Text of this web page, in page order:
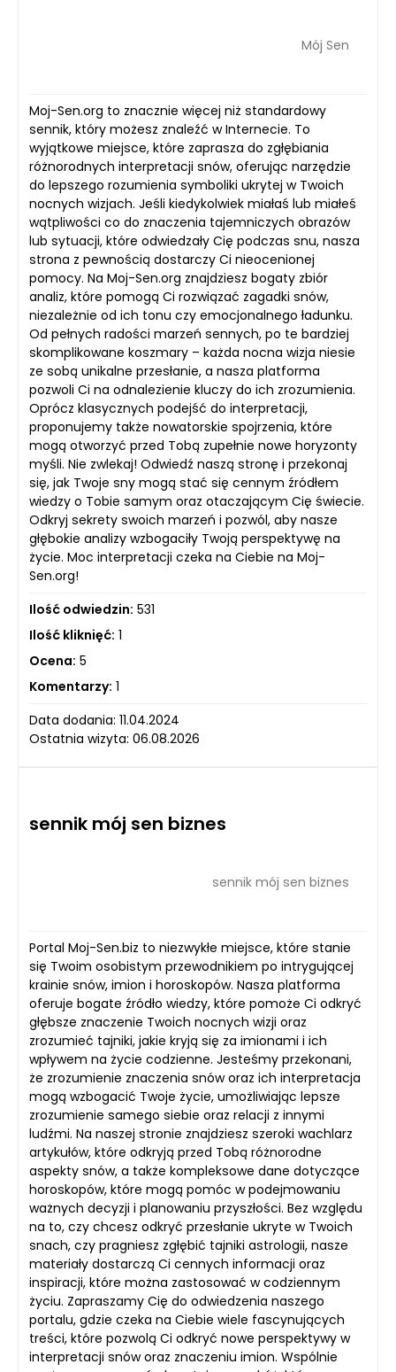
Mój Sen
Moj-Sen.org to znacznie więcej niż standardowy
sennik, który możesz znaleźć w Internecie. To
wyjątkowe miejsce, które zaprasza do zgłębiania
różnorodnych interpretacji snów, oferując narzędzie
do lepszego rozumienia symboliki ukrytej w Twoich
nocnych wizjach. Jeśli kiedykolwiek miałaś lub miałeś
wątpliwości co do znaczenia tajemniczych obrazów
lub sytuacji, które odwiedzały Cię podczas snu, nasza
strona z pewnością dostarczy Ci nieocenionej
pomocy. Na Moj-Sen.org znajdziesz bogaty zbiór
analiz, które pomogą Ci rozwiązać zagadki snów,
niezależnie od ich tonu czy emocjonalnego ładunku.
Od pełnych radości marzeń sennych, po te bardziej
skomplikowane koszmary – każda nocna wizja niesie
ze sobą unikalne przesłanie, a nasza platforma
pozwoli Ci na odnalezienie kluczy do ich zrozumienia.
Oprócz klasycznych podejść do interpretacji,
proponujemy także nowatorskie spojrzenia, które
mogą otworzyć przed Tobą zupełnie nowe horyzonty
myśli. Nie zwlekaj! Odwiedź naszą stronę i przekonaj
się, jak Twoje sny mogą stać się cennym źródłem
wiedzy o Tobie samym oraz otaczającym Cię świecie.
Odkryj sekrety swoich marzeń i pozwól, aby nasze
głębokie analizy wzbogaciły Twoją perspektywę na
życie. Moc interpretacji czeka na Ciebie na Moj-
Sen.org!
Ilość odwiedzin: 531
Ilość kliknięć: 1
Ocena: 5
Komentarzy: 1
Data dodania: 11.04.2024
Ostatnia wizyta: 06.08.2026
sennik mój sen biznes
sennik mój sen biznes
Portal Moj-Sen.biz to niezwykłe miejsce, które stanie
się Twoim osobistym przewodnikiem po intrygującej
krainie snów, imion i horoskopów. Nasza platforma
oferuje bogate źródło wiedzy, które pomoże Ci odkryć
głębsze znaczenie Twoich nocnych wizji oraz
zrozumieć tajniki, jakie kryją się za imionami i ich
wpływem na życie codzienne. Jesteśmy przekonani,
że zrozumienie znaczenia snów oraz ich interpretacja
mogą wzbogacić Twoje życie, umożliwiając lepsze
zrozumienie samego siebie oraz relacji z innymi
ludźmi. Na naszej stronie znajdziesz szeroki wachlarz
artykułów, które odkryją przed Tobą różnorodne
aspekty snów, a także kompleksowe dane dotyczące
horoskopów, które mogą pomóc w podejmowaniu
ważnych decyzji i planowaniu przyszłości. Bez względu
na to, czy chcesz odkryć przesłanie ukryte w Twoich
snach, czy pragniesz zgłębić tajniki astrologii, nasze
materiały dostarczą Ci cennych informacji oraz
inspiracji, które można zastosować w codziennym
życiu. Zapraszamy Cię do odwiedzenia naszego
portalu, gdzie czeka na Ciebie wiele fascynujących
treści, które pozwolą Ci odkryć nowe perspektywy w
interpretacji snów oraz znaczeniu imion. Wspólnie